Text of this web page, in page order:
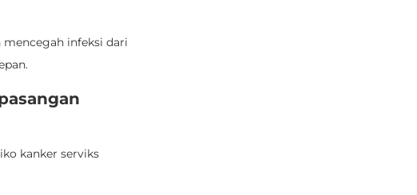
infeksi dari
kanker serviks